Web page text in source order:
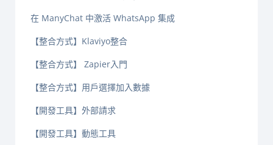
在 ManyChat 中激活 WhatsApp 集成
【整合方式】Klaviyo整合
【整合方式】 Zapier入門
【整合方式】用戶選擇加入數據
【開發工具】外部請求
【開發工具】動態工具